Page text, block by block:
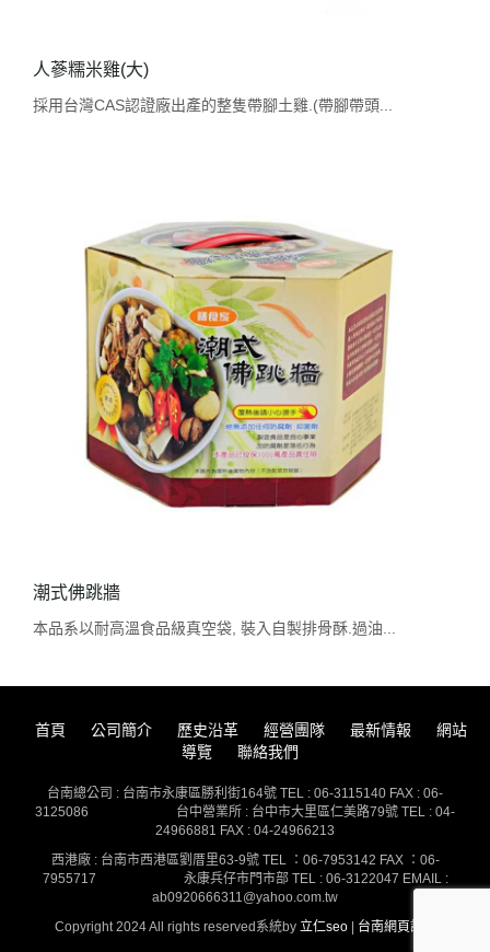
人蔘糯米雞(大)
採用台灣CAS認證廠出產的整隻帶腳土雞.(帶腳帶頭...
潮式佛跳牆
本品系以耐高溫食品級真空袋, 裝入自製排骨酥.過油...
首頁 公司簡介 歷史沿革 經營團隊 最新情報
網站
導覽
聯絡我們
台南總公司 : 台南市永康區勝利街164號 TEL : 06-3115140 FAX : 06-
3125086
台中營業所 : 台中市大里區仁美路79號 TEL : 04-
24966881 FAX : 04-24966213
西港廠 : 台南市西港區劉厝里63-9號 TEL ：06-7953142 FAX ：06-
7955717
永康兵仔市門市部 TEL : 06-3122047 EMAIL :
ab0920666311@yahoo.com.tw
Copyright 2024 All rights reserved系統by 立仁seo| 台南網頁設計